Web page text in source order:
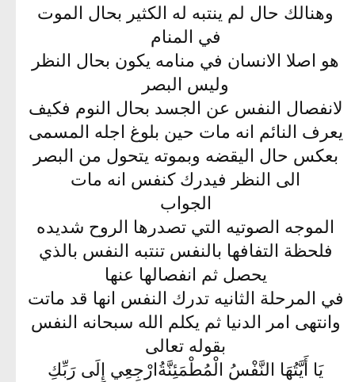
وهنالك حال لم ينتبه له الكثير بحال الموت
في المنام
هو اصلا الانسان في منامه يكون بحال النظر
وليس البصر
لانفصال النفس عن الجسد بحال النوم فكيف
يعرف النائم انه مات حين بلوغ اجله المسمى
بعكس حال اليقضه وبموته يتحول من البصر
الى النظر فيدرك كنفس انه مات
الجواب
الموجه الصوتيه التي تصدرها الروح شديده
فلحظة التفافها بالنفس تنتبه النفس بالذي
يحصل ثم انفصالها عنها
في المرحلة الثانيه تدرك النفس انها قد ماتت
وانتهى امر الدنيا ثم يكلم الله سبحانه النفس
بقوله تعالى
يَا أَيَّتُهَا النَّفْسُ الْمُطْمَئِنَّةُارْجِعِي إِلَى رَبِّكِ